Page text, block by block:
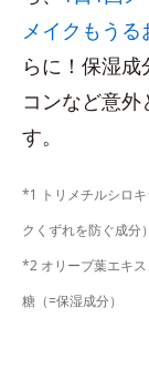
メイクもう
らに！保湿
コンなど意
す。
*1 トリメチルシロ
クくずれを防ぐ成分）
*2 オリーブ葉エキ
糖（=保湿成分）